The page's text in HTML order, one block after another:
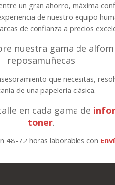
un gran ahorro, máxima
de nuestro equipo
de confianza a precios
nuestra gama de
reposamuñecas
que necesitas,
de una papelería clásica.
en cada gama de
toner.
48-72 horas laborables con